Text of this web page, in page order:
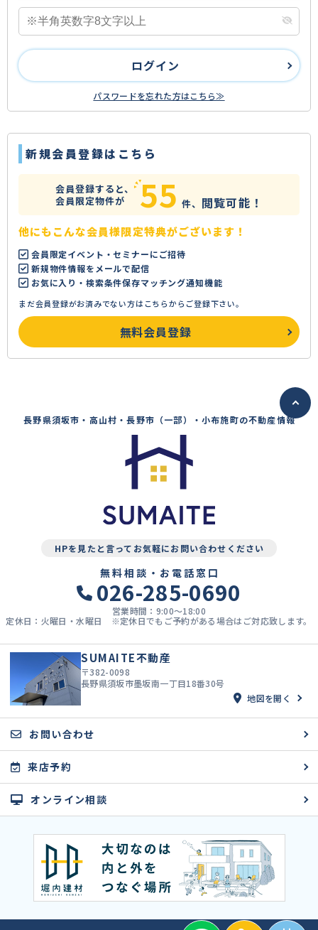
ログイン
パスワードを忘れた方はこちら≫
新規会員登録はこちら
会員登録すると、
会員限定物件が
55 件、 閲覧可能！
他にもこんな会員様限定特典がございます！
会員限定イベント・セミナーにご招待
新規物件情報をメールで配信
お気に入り・検索条件保存マッチング通知機能
まだ会員登録がお済みでない方はこちらからご登録下さい。
無料会員登録
長野県須坂市・高山村・長野市（一部）・小布施町の不動産情報
HPを見たと言ってお気軽にお問い合わせください
無料相談・お電話窓口
026-285-0690
営業時間：9:00〜18:00
定休日：火曜日・水曜日 ※定休日でもご予約がある場合はご対応致します。
SUMAITE不動産
〒382-0098
長野県須坂市墨坂南一丁目18番30号
地図を開く
お問い合わせ
来店予約
オンライン相談